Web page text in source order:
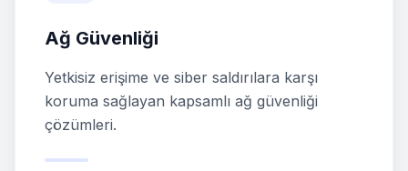
Ağ Güvenliği
Yetkisiz erişime ve siber saldırılara karşı
koruma sağlayan kapsamlı ağ güvenliği
çözümleri.